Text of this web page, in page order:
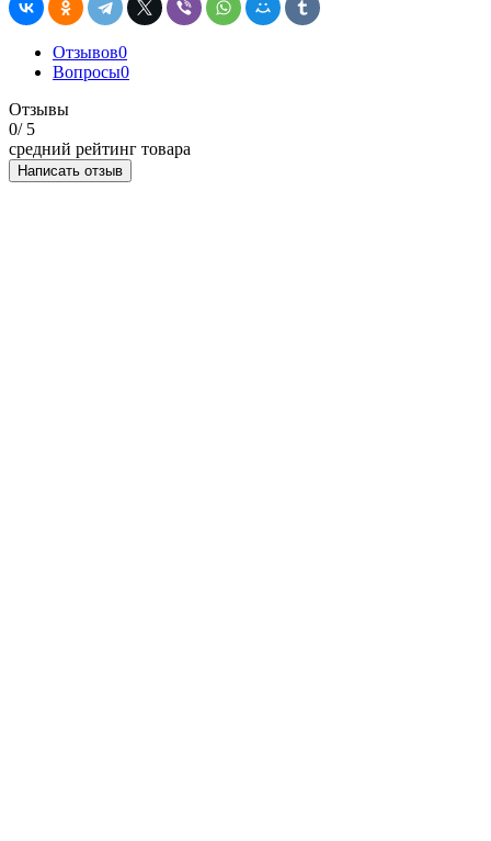
Отзывов0
Вопросы0
Отзывы
0/ 5
средний рейтинг товара
Написать отзыв